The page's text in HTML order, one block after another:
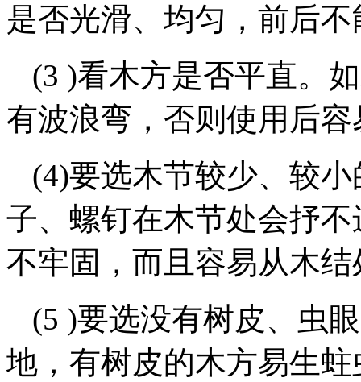
是否光滑、均匀，前后
(3 )看木方是否平直。
有波浪弯，否则使用后
(4)要选木节较少、较
子、螺钉在木节处会抒
不牢固，而且容易从木
(5 )要选没有树皮、虫
地，有树皮的木方易生